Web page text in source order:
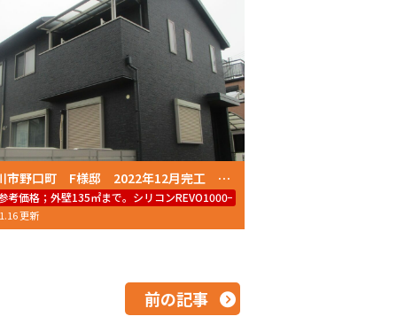
加古川市野口町 F様邸 2022年12月完工 外壁塗装・屋根塗装 おかちゃんペイント
考価格；外壁135㎡まで。シリコンREVO1000−IR59.8万円～（工事費＋足場代＋
更新
前の記事